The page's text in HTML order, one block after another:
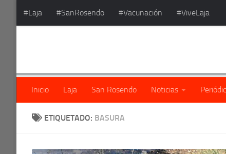
Saltar al contenido
#Laja #SanRosendo #Vacunación #ViveLaja
Inicio Laja San Rosendo Noticias
ETIQUETADO: BASURA